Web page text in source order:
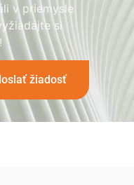
v priemysle
si
žiadosť